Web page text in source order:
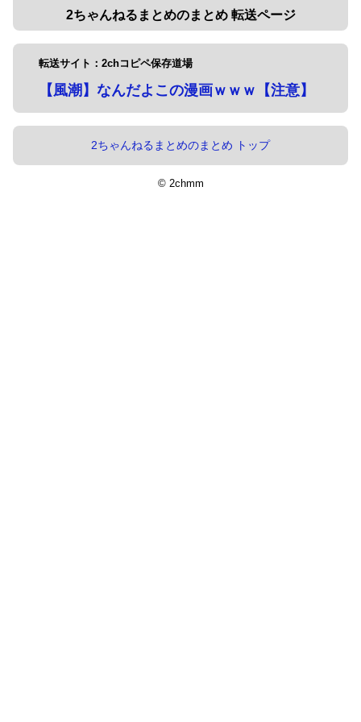
2ちゃんねるまとめのまとめ 転送ページ
転送サイト：2chコピペ保存道場
【風潮】なんだよこの漫画ｗｗｗ【注意】
2ちゃんねるまとめのまとめ トップ
© 2chmm